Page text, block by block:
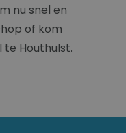
nu snel en
of kom
te Houthulst.